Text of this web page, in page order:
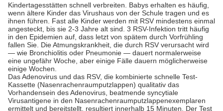
Kindertagesstätten schnell verbreiten. Babys erhalten es häufig,
wenn ältere Kinder das Virushaus von der Schule tragen und es
ihnen führen. Fast alle Kinder werden mit RSV mindestens einmal
angesteckt, bis sie 2-3 Jahre alt sind. 3 RSV-Infektion tritt häufig
in den Epidemien auf, dass letzt von spätem durch Vorfrühling
fallen Sie. Die Atmungskrankheit, die durch RSV verursacht wird
— wie Bronchiolitis oder Pneumonie — dauert normalerweise
eine ungefähr Woche, aber einige Fälle dauern möglicherweise
einige Wochen.
Das Adenovirus und das RSV, die kombinierte schnelle Test-
Kassette (Nasenrachenraumputzlappen) qualitativ das
Vorhandensein des Adenovirus, beatmende syncytiale
Virusantigene in den Nasenrachenraumputzlappenexemplaren
ermittelt und bereitstellt, resultiert innerhalb 15 Minuten. Der Test